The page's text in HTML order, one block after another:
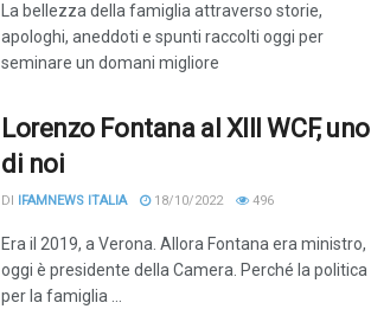
La bellezza della famiglia attraverso storie,
apologhi, aneddoti e spunti raccolti oggi per
seminare un domani migliore
Lorenzo Fontana al XIII WCF, uno
di noi
DI IFAMNEWS ITALIA 18/10/2022 496
Era il 2019, a Verona. Allora Fontana era ministro,
oggi è presidente della Camera. Perché la politica
per la famiglia ...